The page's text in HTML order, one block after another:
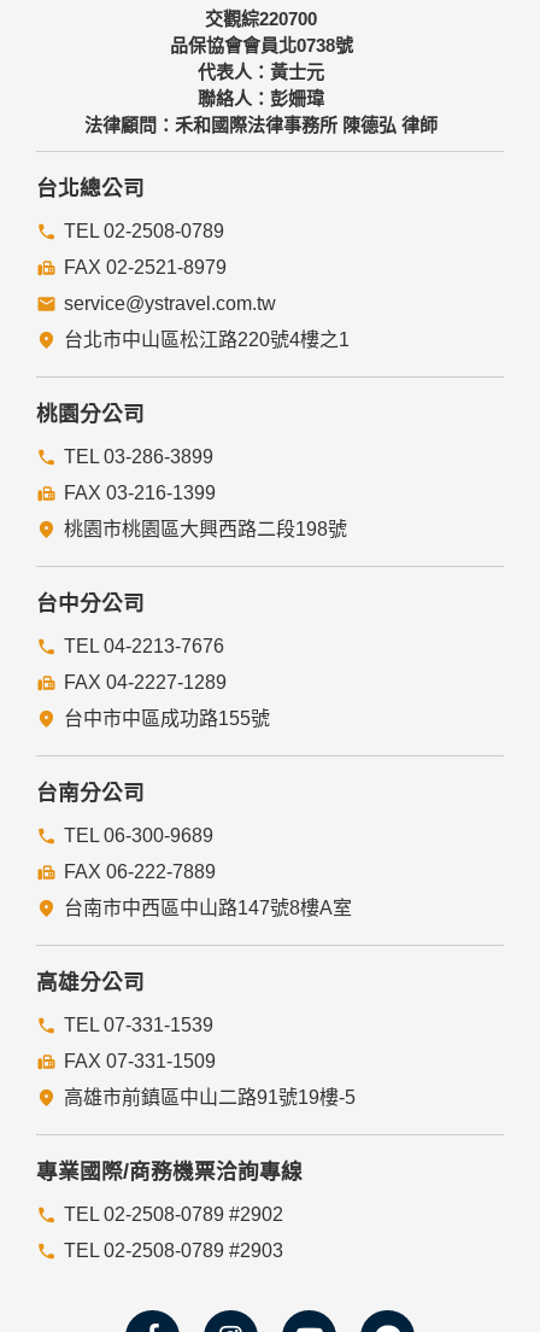
交觀綜220700
品保協會會員北0738號
代表人：黃士元
聯絡人：彭姍瑋
法律顧問：禾和國際法律事務所 陳德弘 律師
台北總公司
TEL 02-2508-0789
FAX 02-2521-8979
service@ystravel.com.tw
台北市中山區松江路220號4樓之1
桃園分公司
TEL 03-286-3899
FAX 03-216-1399
桃園市桃園區大興西路二段198號
台中分公司
TEL 04-2213-7676
FAX 04-2227-1289
台中市中區成功路155號
台南分公司
TEL 06-300-9689
FAX 06-222-7889
台南市中西區中山路147號8樓A室
高雄分公司
TEL 07-331-1539
FAX 07-331-1509
高雄市前鎮區中山二路91號19樓-5
專業國際/商務機票洽詢專線
TEL 02-2508-0789 #2902
TEL 02-2508-0789 #2903